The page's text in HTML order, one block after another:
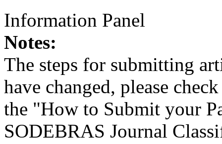
Information Panel
Notes:
The steps for submitting
have changed, please
the "How to Submit your
SODEBRAS Journal